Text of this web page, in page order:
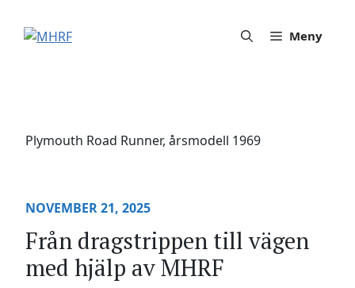
innehåll
Meny
Plymouth Road Runner, årsmodell 1969
NOVEMBER 21, 2025
Från dragstrippen till vägen
med hjälp av MHRF